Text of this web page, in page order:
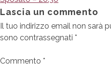
articoli
Lascia un commento
Il tuo indirizzo email non sarà
sono contrassegnati *
Commento *